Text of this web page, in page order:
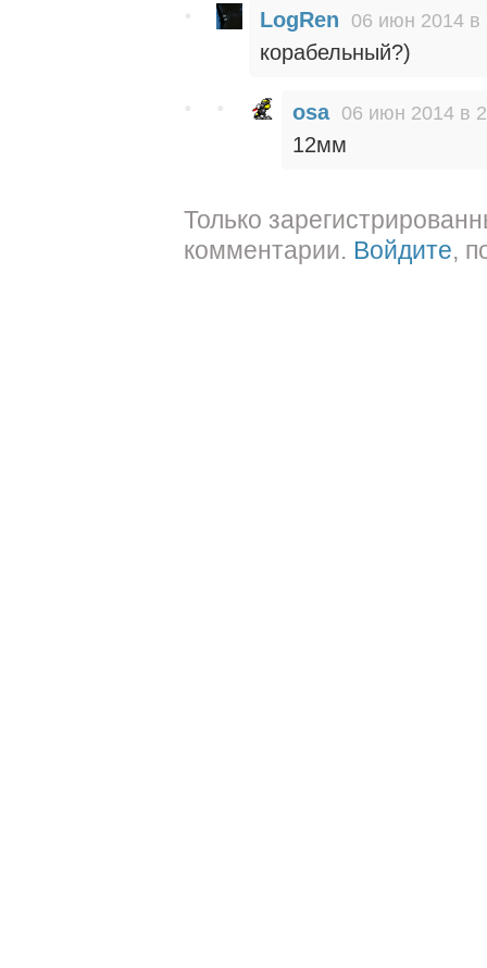
LogRen 06 июн 2014 в
корабельный?)
osa 06 июн 2014 в
12мм
Только
комментарии. Войдите,